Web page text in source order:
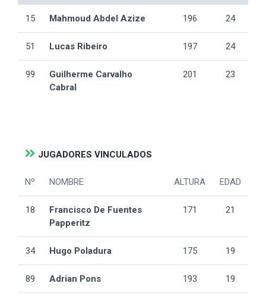
15 Mahmoud Abdel Azize 196 24
51 Lucas Ribeiro 197 24
99
Guilherme Carvalho
Cabral
201 23
JUGADORES VINCULADOS
Nº NOMBRE ALTURA EDAD
18
Francisco De Fuentes
Papperitz
171 21
34 Hugo Poladura 175 19
89 Adrian Pons 193 19